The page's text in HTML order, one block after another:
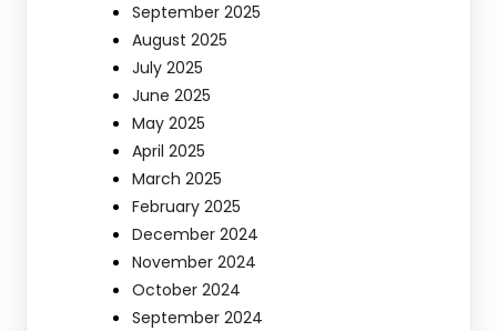
September 2025
August 2025
July 2025
June 2025
May 2025
April 2025
March 2025
February 2025
December 2024
November 2024
October 2024
September 2024